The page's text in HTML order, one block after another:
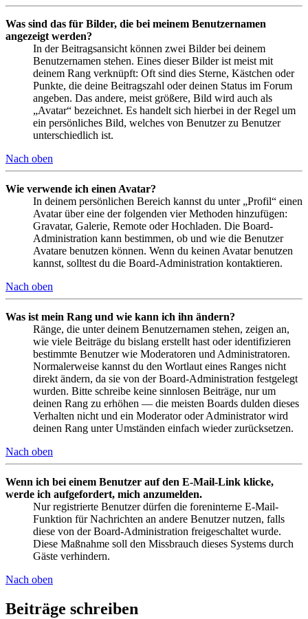
Was sind das für Bilder, die bei meinem Benutzernamen
angezeigt werden?
In der Beitragsansicht können zwei Bilder bei deinem
Benutzernamen stehen. Eines dieser Bilder ist meist mit
deinem Rang verknüpft: Oft sind dies Sterne, Kästchen oder
Punkte, die deine Beitragszahl oder deinen Status im Forum
angeben. Das andere, meist größere, Bild wird auch als
„Avatar“ bezeichnet. Es handelt sich hierbei in der Regel um
ein persönliches Bild, welches von Benutzer zu Benutzer
unterschiedlich ist.
Nach oben
Wie verwende ich einen Avatar?
In deinem persönlichen Bereich kannst du unter „Profil“ einen
Avatar über eine der folgenden vier Methoden hinzufügen:
Gravatar, Galerie, Remote oder Hochladen. Die Board-
Administration kann bestimmen, ob und wie die Benutzer
Avatare benutzen können. Wenn du keinen Avatar benutzen
kannst, solltest du die Board-Administration kontaktieren.
Nach oben
Was ist mein Rang und wie kann ich ihn ändern?
Ränge, die unter deinem Benutzernamen stehen, zeigen an,
wie viele Beiträge du bislang erstellt hast oder identifizieren
bestimmte Benutzer wie Moderatoren und Administratoren.
Normalerweise kannst du den Wortlaut eines Ranges nicht
direkt ändern, da sie von der Board-Administration festgelegt
wurden. Bitte schreibe keine sinnlosen Beiträge, nur um
deinen Rang zu erhöhen — die meisten Boards dulden dieses
Verhalten nicht und ein Moderator oder Administrator wird
deinen Rang unter Umständen einfach wieder zurücksetzen.
Nach oben
Wenn ich bei einem Benutzer auf den E-Mail-Link klicke,
werde ich aufgefordert, mich anzumelden.
Nur registrierte Benutzer dürfen die foreninterne E-Mail-
Funktion für Nachrichten an andere Benutzer nutzen, falls
diese von der Board-Administration freigeschaltet wurde.
Diese Maßnahme soll den Missbrauch dieses Systems durch
Gäste verhindern.
Nach oben
Beiträge schreiben